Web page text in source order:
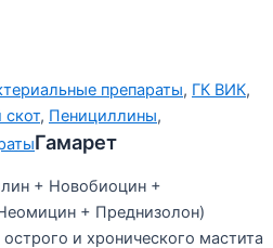
препараты, ГК ВИК,
, Пенициллины,
Гамарет
+ Новобиоцин +
+ Преднизолон)
и хронического мастита